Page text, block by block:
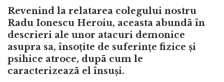
Revenind la relatarea colegului nostru
Radu Ionescu Heroiu, aceasta abundã în
descrieri ale unor atacuri demonice
asupra sa, însoțite de suferințe fizice și
psihice atroce, dupã cum le
caracterizeazã el însuși.